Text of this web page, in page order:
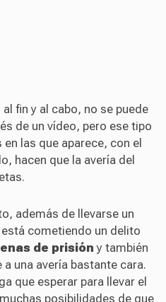
fin y al cabo, no se puede
de un vídeo, pero ese tipo
las que aparece, con el
hacen que la avería del
además de llevarse un
cometiendo un delito
de prisión y también
una avería bastante cara.
que esperar para llevar el
posibilidades de que